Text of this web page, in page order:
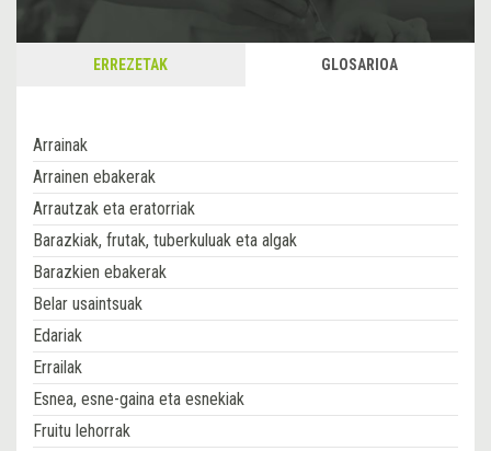
ERREZETAK GLOSARIOA
Arrainak
Arrainen ebakerak
Arrautzak eta eratorriak
Barazkiak, frutak, tuberkuluak eta algak
Barazkien ebakerak
Belar usaintsuak
Edariak
Errailak
Esnea, esne-gaina eta esnekiak
Fruitu lehorrak